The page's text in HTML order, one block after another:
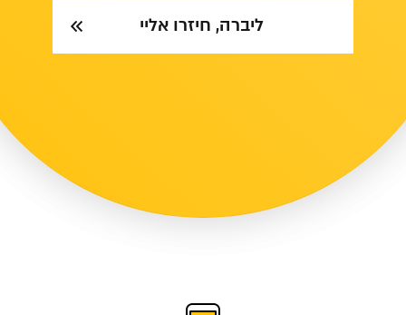
ליברה, חיזרו אליי